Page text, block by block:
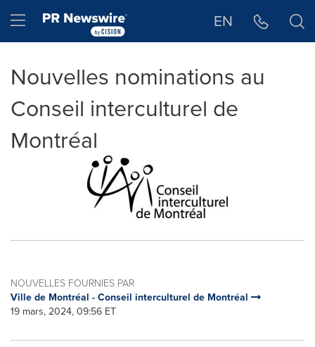
Hamburger menu EN
Nouvelles nominations au
Conseil interculturel de
Montréal
NOUVELLES FOURNIES PAR
Ville de Montréal - Conseil interculturel de Montréal
19 mars, 2024, 09:56 ET